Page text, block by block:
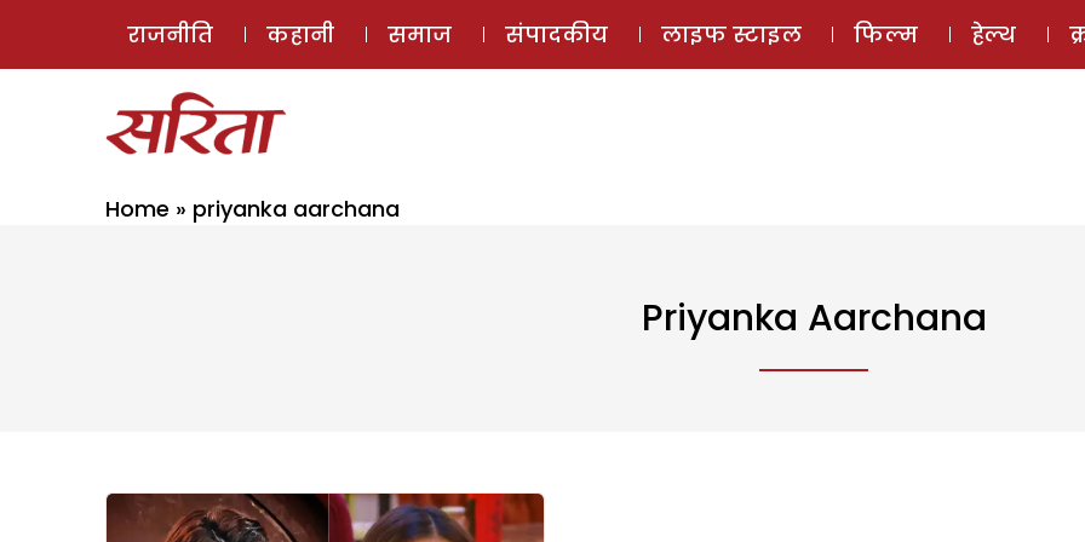
ई-मैगज़ीन
राजनीति कहानी समाज संपादकीय लाइफ स्टाइल फिल्म हेल्थ
Home » priyanka aarchana
Priyanka Aarchana